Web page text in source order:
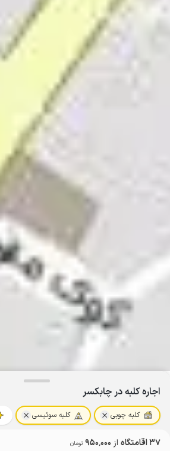
اجاره کلبه در چابکسر
کلبه چوبی کلبه سوئیسی
37 اقامتگاه از 950٬000 تومان